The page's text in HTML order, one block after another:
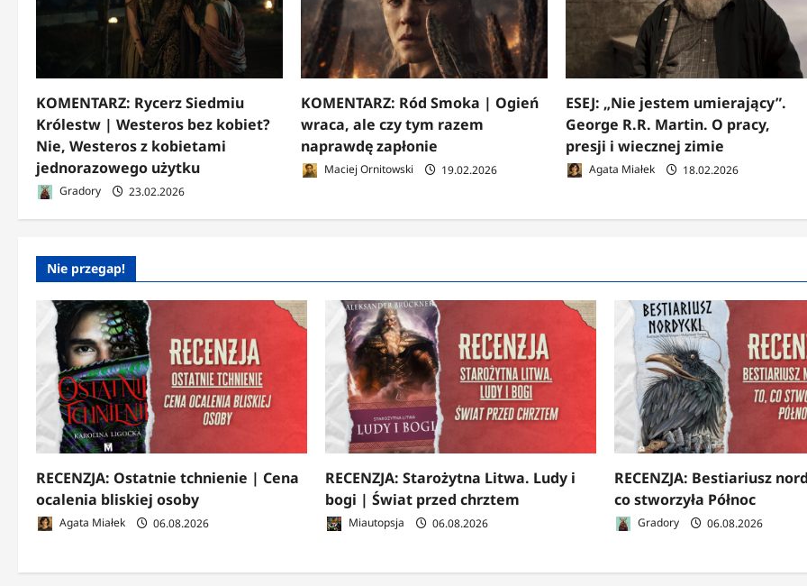
KOMENTARZ: Rycerz Siedmiu
Królestw | Westeros bez kobiet?
Nie, Westeros z kobietami
jednorazowego użytku
Gradory 23.02.2026
KOMENTARZ: Ród Smoka | Ogień
wraca, ale czy tym razem
naprawdę zapłonie
Maciej Ornitowski 19.02.2026
ESEJ: „Nie jestem umierający”.
George R.R. Martin. O pracy,
presji i wiecznej zimie
Agata Miałek 18.02.2026
Nie przegap!
RECENZJA: Ostatnie tchnienie | Cena
ocalenia bliskiej osoby
Agata Miałek 06.08.2026
RECENZJA: Starożytna Litwa. Ludy i
bogi | Świat przed chrztem
Miautopsja 06.08.2026
RECENZJA: Bestiariusz
co stworzyła Północ
Gradory 06.08.2026